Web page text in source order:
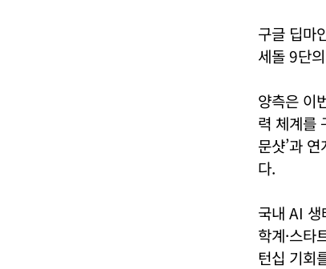
구글 딥마
세돌 9단
양측은 이
력 체계를
문샷’과
다.
국내 AI 생
학계·스타
턴십 기회